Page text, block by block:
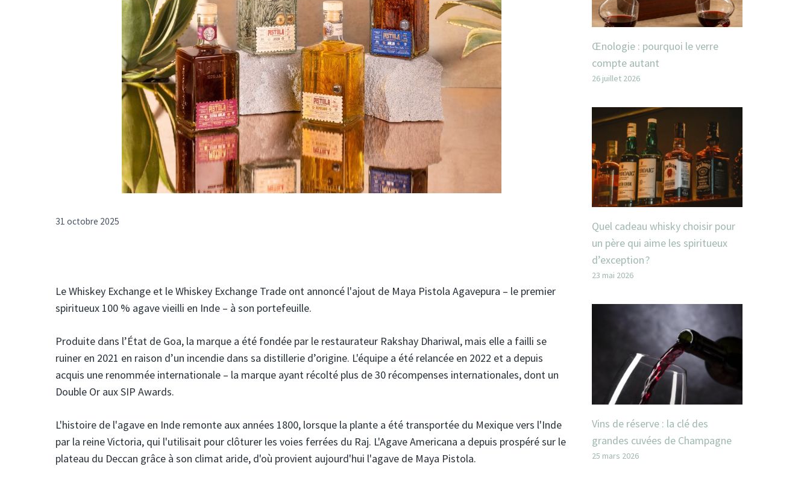
31 octobre 2025
Le Whiskey Exchange et le Whiskey Exchange Trade ont annoncé l'ajout de Maya Pistola Agavepura – le premier
spiritueux 100 % agave vieilli en Inde – à son portefeuille.
Produite dans l’État de Goa, la marque a été fondée par le restaurateur Rakshay Dhariwal, mais elle a failli se
ruiner en 2021 en raison d’un incendie dans sa distillerie d’origine. L'équipe a été relancée en 2022 et a depuis
acquis une renommée internationale – la marque ayant récolté plus de 30 récompenses internationales, dont un
Double Or aux SIP Awards.
L'histoire de l'agave en Inde remonte aux années 1800, lorsque la plante a été transportée du Mexique vers l'Inde
par la reine Victoria, qui l'utilisait pour clôturer les voies ferrées du Raj. L'Agave Americana a depuis prospéré sur le
plateau du Deccan grâce à son climat aride, d'où provient aujourd'hui l'agave de Maya Pistola.
Œnologie : pourquoi le verre
compte autant
26 juillet 2026
Quel cadeau whisky choisir pour
un père qui aime les spiritueux
d’exception ?
23 mai 2026
Vins de réserve : la clé des
grandes cuvées de Champagne
25 mars 2026